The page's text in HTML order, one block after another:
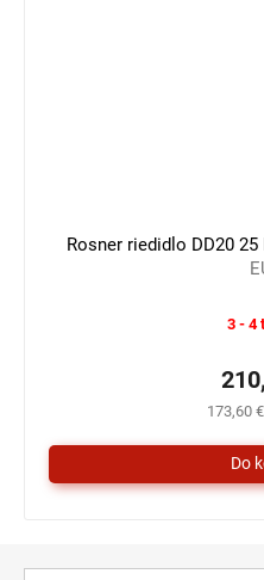
Rosner riedidlo DD20 25
3 - 4
173,60